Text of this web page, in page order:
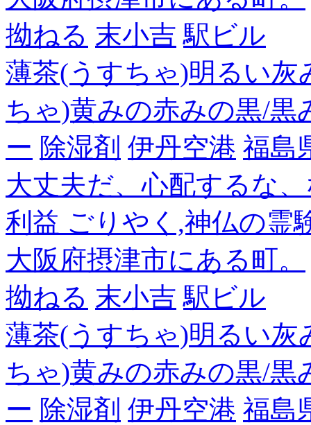
拗ねる 末小吉 駅ビル
薄茶(うすちゃ)明るい灰
ちゃ)黄みの赤みの黒/黒
ー 除湿剤 伊丹空港 福島
大丈夫だ、心配するな
利益 ごりやく,神仏の霊
大阪府摂津市にある町。
拗ねる 末小吉 駅ビル
薄茶(うすちゃ)明るい灰
ちゃ)黄みの赤みの黒/黒
ー 除湿剤 伊丹空港 福島